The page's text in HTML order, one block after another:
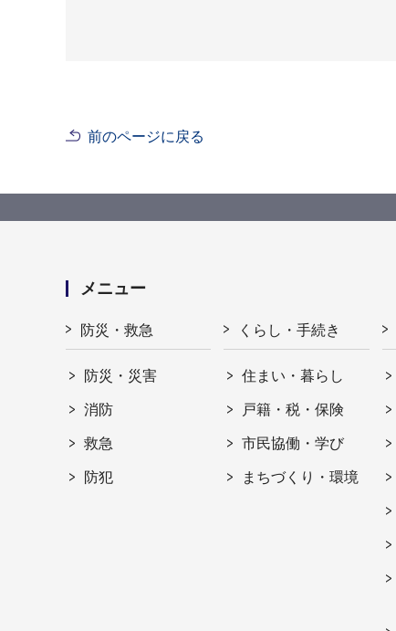
前のページに戻る
メニュー
防災・救急
防災・災害
消防
救急
防犯
くらし・手続き
住まい・暮らし
戸籍・税・保険
市民協働・学び
まちづくり・環境